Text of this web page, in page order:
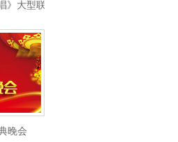
》大型联欢文艺晚会
晚会